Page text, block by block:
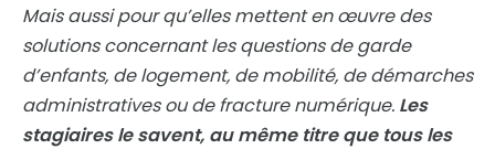
Mais aussi pour qu’elles mettent en œuvre des
solutions concernant les questions de garde
d’enfants, de logement, de mobilité, de démarches
administratives ou de fracture numérique. Les
stagiaires le savent, au même titre que tous les